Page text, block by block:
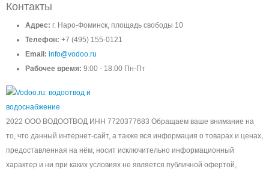
Контакты
Адрес: г. Наро-Фоминск, площадь свободы 10
Телефон: +7 (495) 155-0121
Email: info@vodoo.ru
Рабочее время: 9:00 - 18:00 Пн-Пт
2022 ООО ВОДООТВОД ИНН 7720377683 Обращаем ваше внимание на
то, что данный интернет-сайт, а также вся информация о товарах и ценах,
предоставленная на нём, носит исключительно информационный
характер и ни при каких условиях не является публичной офертой,